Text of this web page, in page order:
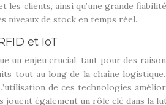
clients, ainsi qu’une grande
niveaux de stock en temps réel.
et IoT
un enjeu crucial, tant pour des
tout au long de la chaîne
de ces technologies
jouent également un rôle clé dans